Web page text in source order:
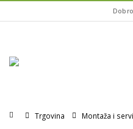
Home
Trgovina
Montaža i